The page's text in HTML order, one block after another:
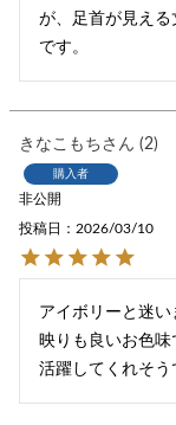
が、足首が見え
です。
きなこもち 2
購入者
非公開
投稿日 2026/03/10
アイボリーと迷
映りも良いお色
活躍してくれそう